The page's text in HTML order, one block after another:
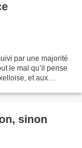
par une majorité
le mal qu’il pense
et aux
sinon